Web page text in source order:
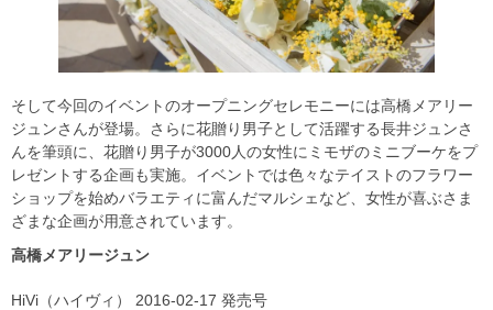
そして今回のイベントのオープニングセレモニーには高橋メアリー
ジュンさんが登場。さらに花贈り男子として活躍する長井ジュンさ
んを筆頭に、花贈り男子が3000人の女性にミモザのミニブーケをプ
レゼントする企画も実施。イベントでは色々なテイストのフラワー
ショップを始めバラエティに富んだマルシェなど、女性が喜ぶさま
ざまな企画が用意されています。
高橋メアリージュン
HiVi（ハイヴィ） 2016-02-17 発売号